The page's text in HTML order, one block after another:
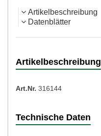
Artikelbeschreibung
Datenblätter
Artikelbeschreibung
Art.Nr. 316144
Technische Daten